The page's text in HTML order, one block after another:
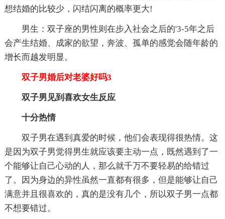
想结婚的比较少，闪结闪离的概率更大!
男生：双子座的男性则在步入社会之后的'3-5年之后
会产生结婚、成家的欲望，奔波、孤单的感觉会随年龄的
增长而越发明显。
双子男婚后对老婆好吗3
双子男见到喜欢女生反应
十分热情
双子男在遇到真爱的时候，他们会表现得很热情。这
是因为双子男觉得男生就应该要主动一点，既然遇到了一
个能够让自己心动的人，那么就千万不要轻易的给错过
了。因为身边的异性虽然一直都有很多，但是能够让自己
满意并且很喜欢的，真的是没有几个，所以双子男一点都
不想要错过。